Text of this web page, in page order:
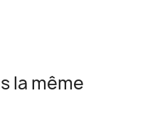
la même